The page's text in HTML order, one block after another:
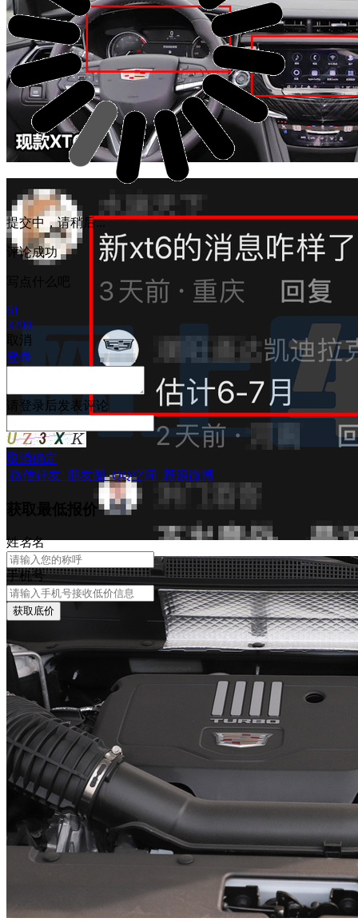
提交中，请稍后...
评论成功
61
3200
取消
登录
登录 后发表评论
取消确定
微信好友 朋友圈 QQ空间 新浪微博
获取最低报价
姓名名
手机号
获取底价